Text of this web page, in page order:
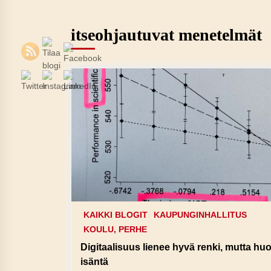
itseohjautuvat menetelmät
KAIKKI BLOGIT
KAUPUNGINHALLITUS
KOULU, PERHE
Digitaalisuus lienee hyvä renki, mutta
isäntä